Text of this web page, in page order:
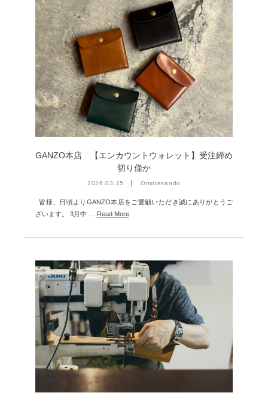
GANZO本店 【エンカウントウォレット】受注締め
切り僅か
2026.03.15 Omotesando
皆様、日頃よりGANZO本店をご愛顧いただき誠にありがとうご
ざいます。 3月中 …
Read More